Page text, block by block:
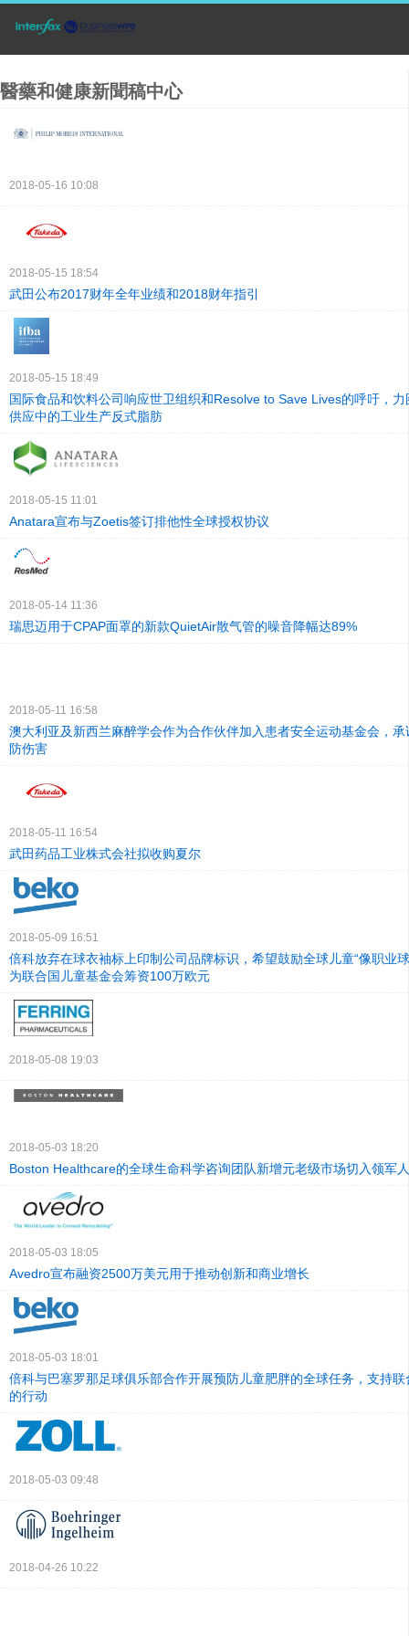
醫藥和健康新聞稿中心
2018-05-16 10:08
2018-05-15 18:54
武田公布2017财年全年业绩和2018财年指引
2018-05-15 18:49
国际食品和饮料公司响应世卫组织和Resolve to Save Lives的呼吁，
供应中的工业生产反式脂肪
2018-05-15 11:01
Anatara宣布与Zoetis签订排他性全球授权协议
2018-05-14 11:36
瑞思迈用于CPAP面罩的新款QuietAir散气管的噪音降幅达89%
2018-05-11 16:58
澳大利亚及新西兰麻醉学会作为合作伙伴加入患者安全运动基金会，
防伤害
2018-05-11 16:54
武田药品工业株式会社拟收购夏尔
2018-05-09 16:51
倍科放弃在球衣袖标上印制公司品牌标识，希望鼓励全球儿童“像职业
为联合国儿童基金会筹资100万欧元
2018-05-08 19:03
2018-05-03 18:20
Boston Healthcare的全球生命科学咨询团队新增元老级市场切入领军
2018-05-03 18:05
Avedro宣布融资2500万美元用于推动创新和商业增长
2018-05-03 18:01
倍科与巴塞罗那足球俱乐部合作开展预防儿童肥胖的全球任务，支持
的行动
2018-05-03 09:48
2018-04-26 10:22